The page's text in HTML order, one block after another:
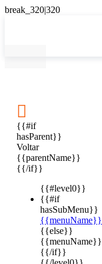

{{#if
hasParent}}
Voltar
{{parentName}}
{{/if}}
{{#level0}}
{{#if
hasSubMenu}}
{{menuName}}
{{else}}
{{menuName}}
{{/if}}